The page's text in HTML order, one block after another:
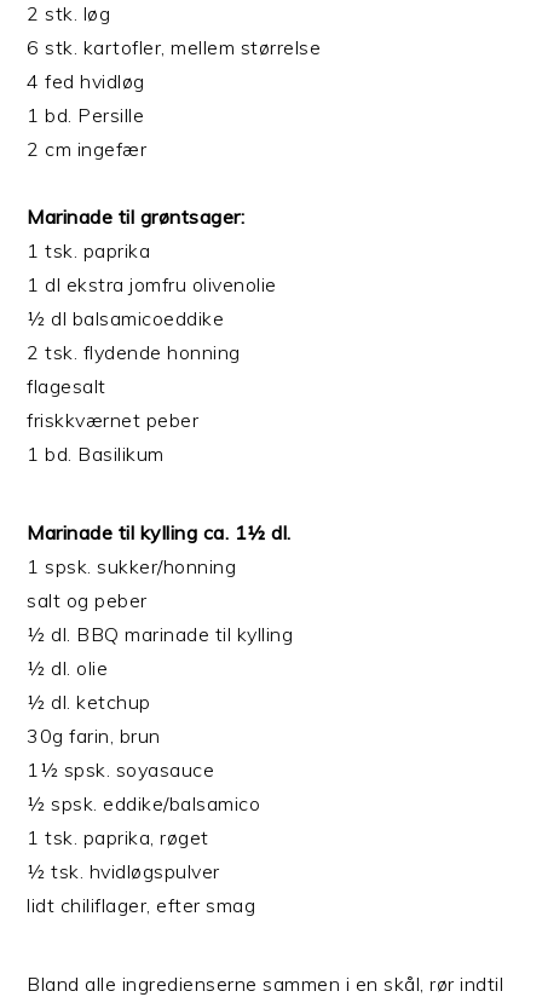
2 stk. løg
6 stk. kartofler, mellem størrelse
4 fed hvidløg
1 bd. Persille
2 cm ingefær
Marinade til grøntsager:
1 tsk. paprika
1 dl ekstra jomfru olivenolie
½ dl balsamicoeddike
2 tsk. flydende honning
flagesalt
friskkværnet peber
1 bd. Basilikum
Marinade til kylling ca. 1½ dl.
1 spsk. sukker/honning
salt og peber
½ dl. BBQ marinade til kylling
½ dl. olie
½ dl. ketchup
30g farin, brun
1½ spsk. soyasauce
½ spsk. eddike/balsamico
1 tsk. paprika, røget
½ tsk. hvidløgspulver
lidt chiliflager, efter smag
Bland alle ingredienserne sammen i en skål, rør indtil